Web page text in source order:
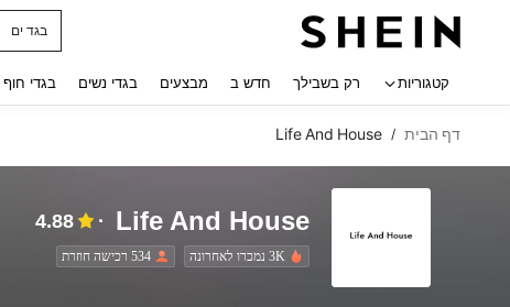
חולצות
קטגוריות רק בשבילך חדש ב מבצעים בגדי נשים בגדי חוף
דף הבית /
Life And House
Life And House
4.88
3K נמכרו לאחרונה 534 רכישה חוזרת